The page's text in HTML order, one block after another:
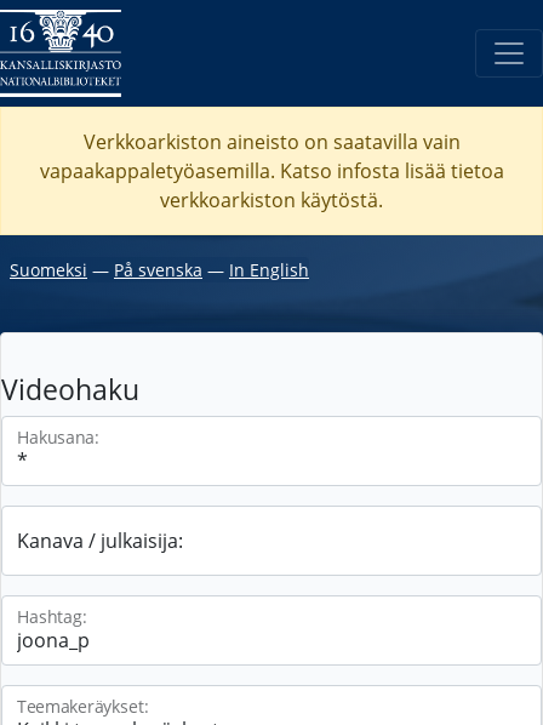
Verkkoarkiston aineisto on saatavilla vain
vapaakappaletyöasemilla. Katso infosta lisää tietoa
verkkoarkiston käytöstä.
Suomeksi ― På svenska ― In English
Videohaku
Hakusana:
Kanava / julkaisija:
Hashtag:
Teemakeräykset: